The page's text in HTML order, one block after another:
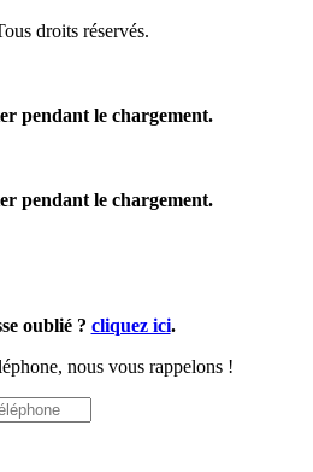
droits réservés.
pendant le chargement.
pendant le chargement.
oublié ? cliquez ici.
nous vous rappelons !